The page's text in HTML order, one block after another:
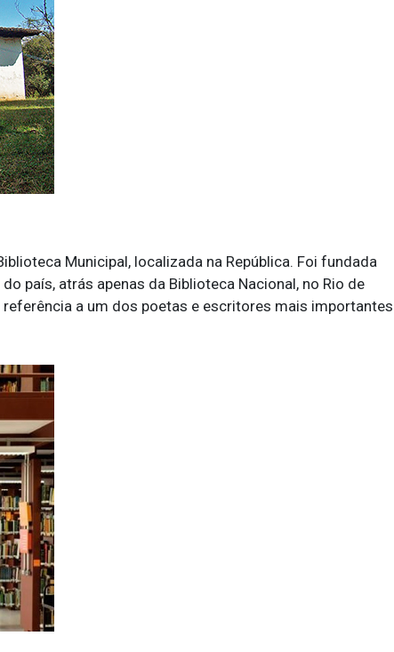
Municipal, localizada na República. Foi fundada
país, atrás apenas da Biblioteca Nacional, no Rio de
a um dos poetas e escritores mais importantes